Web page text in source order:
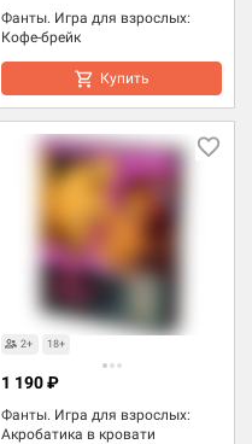
Фанты. Игра для взрослых:
Кофе-брейк
Купить
Товары для взрослых
2+ 18+
Фанты. Игра для взрослых:
Акробатика в кровати
1 190 ₽